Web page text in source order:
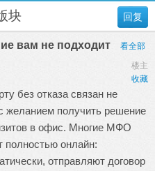
回复
块
вам не подходит 看全部
楼主
收藏
без отказа связан не
желанием получить решение
в офис. Многие МФО
полностью онлайн:
отправляют договор